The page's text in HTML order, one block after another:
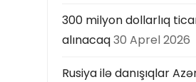
300 milyon dollarlıq
alınacaq30 Aprel 2026
Rusiya ilə danışıqlar